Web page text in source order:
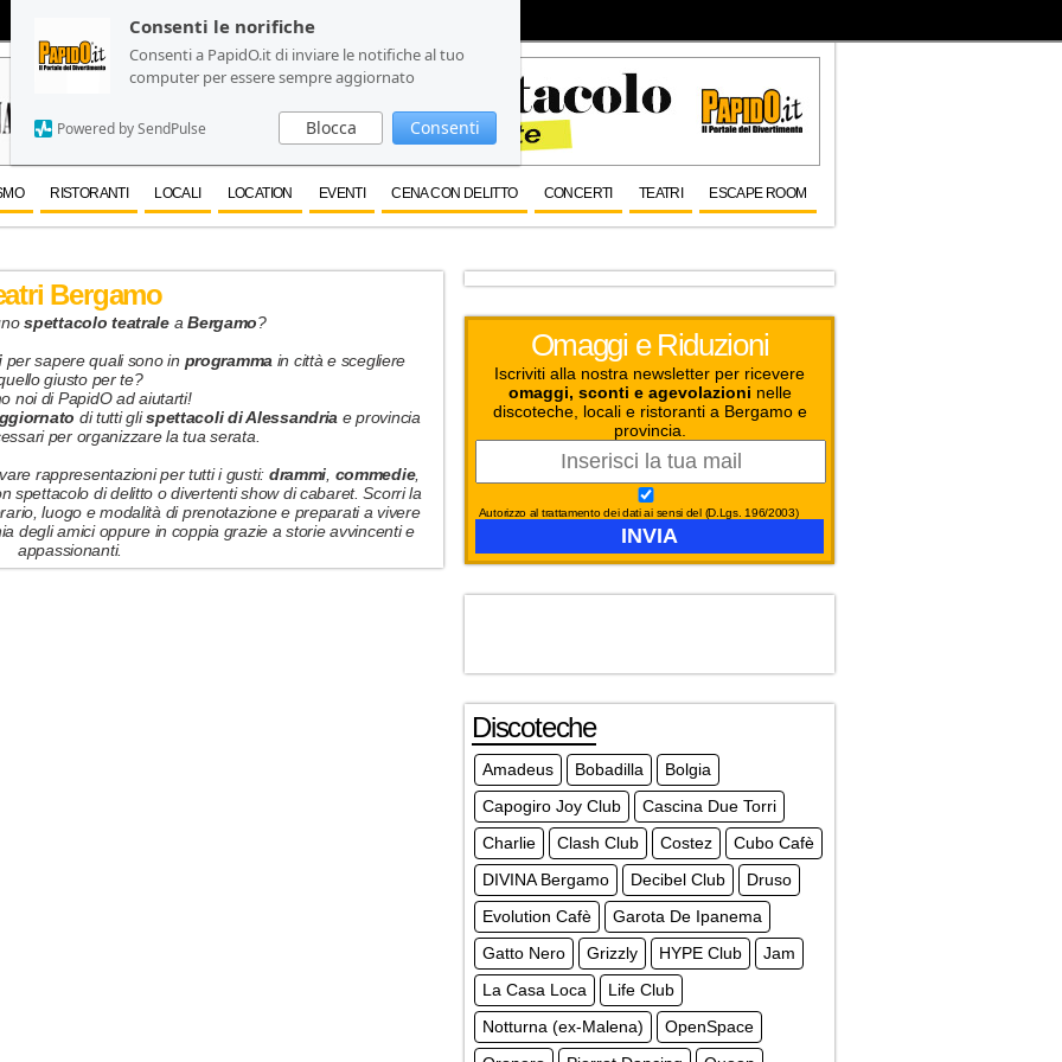
Consenti le norifiche
Consenti a PapidO.it di inviare le notifiche al tuo
computer per essere sempre aggiornato
Blocca Consenti
Powered by SendPulse
Consenti le norifiche
Consenti a PapidO.it di inviare le notifiche al tuo
computer per essere sempre aggiornato
Blocca Consenti
Powered by SendPulse
RISTORANTI LOCALI LOCATION EVENTI CENA CON DELITTO CONCERTI TEATRI ESCAPE ROOM
Bergamo
spettacolo teatraleaBergamo?
per sapere quali sono in programma in città e scegliere
giusto per te?
noi di PapidO ad aiutarti!
di tutti glispettacoli di Alessandria e provincia
per organizzare la tua serata.
rappresentazioni per tutti i gusti: drammi commedie,
spettacolo di delitto o divertenti show di cabaret. Scorri la
luogo e modalità di prenotazione e preparati a vivere
degli amici oppure in coppia grazie a storie avvincenti e
appassionanti.
Omaggi e Riduzioni
Iscriviti alla nostra newsletter per ricevere
omaggi, sconti e agevolazioni nelle
discoteche, locali e ristoranti a Bergamo e
provincia.
Autorizzo al trattamento dei dati ai sensi del (D.Lgs. 196/2003)
Discoteche
Amadeus Bobadilla
Bolgia
Capogiro Joy Club
Cascina Due Torri
Charlie
Clash Club Costez
Cubo Cafè
DIVINA Bergamo
Decibel Club
Druso
Evolution Cafè
Garota De Ipanema
Gatto Nero
Grizzly HYPE Club
Jam
La Casa Loca
Life Club
Notturna (ex-Malena)
OpenSpace